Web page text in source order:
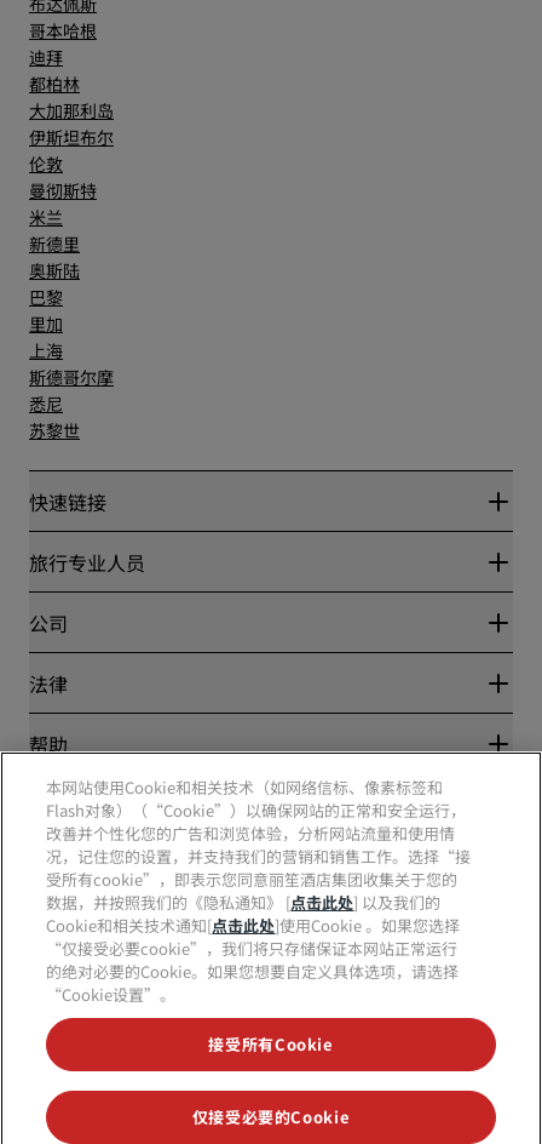
哥本哈根
迪拜
都柏林
大加那利岛
伊斯坦布尔
伦敦
曼彻斯特
米兰
新德里
奥斯陆
巴黎
里加
上海
斯德哥尔摩
悉尼
苏黎世
快速链接
丽赏会
Blog
目的地
丽笙酒店集团APP
体育认证酒店
家庭友好型酒店
旅行专业人员
合作伙伴
公司
丽笙酒店集团
工作机会 RHG
工作机会 PPHE
工作机会 EHL
The Club by RHG
发展机会
责任经营
采购
法律
隐私中心
丽赏会条款和条件
网站使用协议
数字无障碍
现代奴隶制声明
帮助
消费者警示
联系方式
常见问题
网站地图
社交媒体
丽笙酒店集团品牌
不再错失我们最受欢迎的酒店优惠
本网站使用Cookie和相关技术（如网络信标、像素标签和
Flash对象）（“Cookie”）以确保网站的正常和安全运行，
改善并个性化您的广告和浏览体验，分析网站流量和使用情
况，记住您的设置，并支持我们的营销和销售工作。选择“接
受所有cookie”，即表示您同意丽笙酒店集团收集关于您的
数据，并按照我们的《隐私通知》 [点击此处] 以及我们的
Cookie和相关技术通知[点击此处]使用Cookie 。如果您选择
“仅接受必要cookie”，我们将只存储保证本网站正常运行
的绝对必要的Cookie。如果您想要自定义具体选项，请选择
“Cookie设置”。
接受所有Cookie
仅接受必要的Cookie